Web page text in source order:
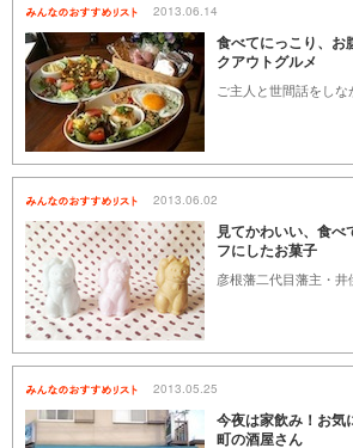
2013.06.14
食べてにっこり、お
クアウトグルメ
2013.06.02
見てかわいい、食
フにしたお菓子
2013.05.25
今夜は家飲み！お気
町の酒屋さん